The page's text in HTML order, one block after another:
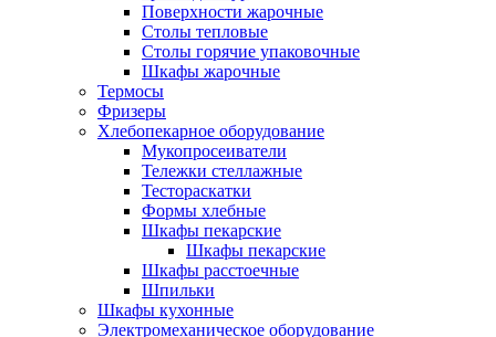
Поверхности жарочные
Столы тепловые
Столы горячие упаковочные
Шкафы жарочные
Термосы
Фризеры
Хлебопекарное оборудование
Мукопросеиватели
Тележки стеллажные
Тестораскатки
Формы хлебные
Шкафы пекарские
Шкафы пекарские
Шкафы расстоечные
Шпильки
Шкафы кухонные
Электромеханическое оборудование